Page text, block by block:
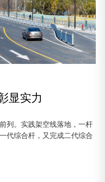
显实力
列。实践架空线落地，一杆
代综合杆，又完成二代综合